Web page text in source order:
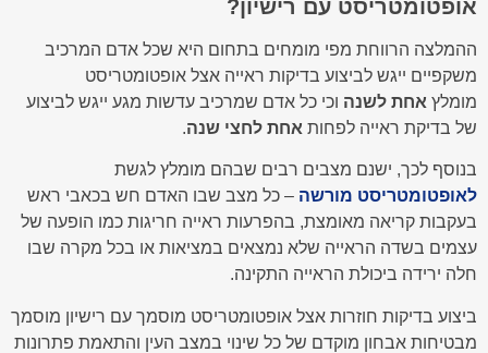
אופטומטריסט עם רישיון?
ההמלצה הרווחת מפי מומחים בתחום היא שכל אדם המרכיב
משקפיים ייגש לביצוע בדיקות ראייה אצל אופטומטריסט
מומלץ אחת לשנה וכי כל אדם שמרכיב עדשות מגע ייגש לביצוע
של בדיקת ראייה לפחות אחת לחצי שנה.
בנוסף לכך, ישנם מצבים רבים שבהם מומלץ לגשת
לאופטומטריסט מורשה – כל מצב שבו האדם חש בכאבי ראש
בעקבות קריאה מאומצת, בהפרעות ראייה חריגות כמו הופעה של
עצמים בשדה הראייה שלא נמצאים במציאות או בכל מקרה שבו
חלה ירידה ביכולת הראייה התקינה.
ביצוע בדיקות חוזרות אצל אופטומטריסט מוסמך עם רישיון מוסמך
מבטיחות אבחון מוקדם של כל שינוי במצב העין והתאמת פתרונות